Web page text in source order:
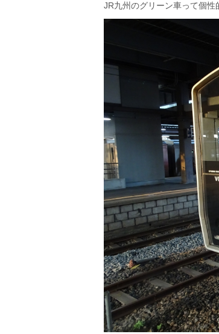
JR九州のグリーン車って個性